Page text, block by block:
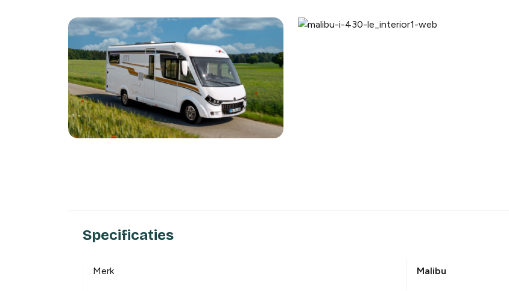
Specificaties
Merk Malibu